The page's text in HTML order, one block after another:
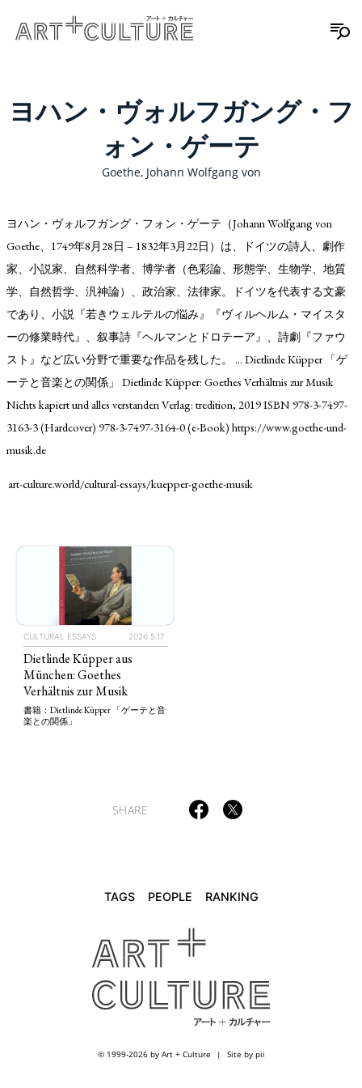
ART WORLD CULTURAL ESSAYS
POLITICS
ヨハン・ヴォルフガング・フ
ォン・ゲーテ
Goethe, Johann Wolfgang von
ヨハン・ヴォルフガング・フォン・ゲーテ（Johann Wolfgang von
Goethe、1749年8月28日 – 1832年3月22日）は、ドイツの詩人、劇作
家、小説家、自然科学者、博学者（色彩論、形態学、生物学、地質
学、自然哲学、汎神論）、政治家、法律家。ドイツを代表する文豪
であり、小説『若きウェルテルの悩み』『ヴィルヘルム・マイスタ
ーの修業時代』、叙事詩『ヘルマンとドロテーア』、詩劇『ファウ
スト』など広い分野で重要な作品を残した。 … Dietlinde Küpper 「ゲ
ーテと音楽との関係」 Dietlinde Küpper: Goethes Verhältnis zur Musik
Nichts kapiert und alles verstanden Verlag: tredition, 2019 ISBN 978-3-7497-
3163-3 (Hardcover) 978-3-7497-3164-0 (e-Book) https://www.goethe-und-
musik.de
art-culture.world/cultural-essays/kuepper-goethe-musik
CULTURAL ESSAYS 2026.5.17
Dietlinde Küpper aus
München: Goethes
Verhältnis zur Musik
書籍：Dietlinde Küpper 「ゲーテと音
楽との関係」
SHARE
TAGS PEOPLE RANKING
© 1999-2026 by Art + Culture Site by pii